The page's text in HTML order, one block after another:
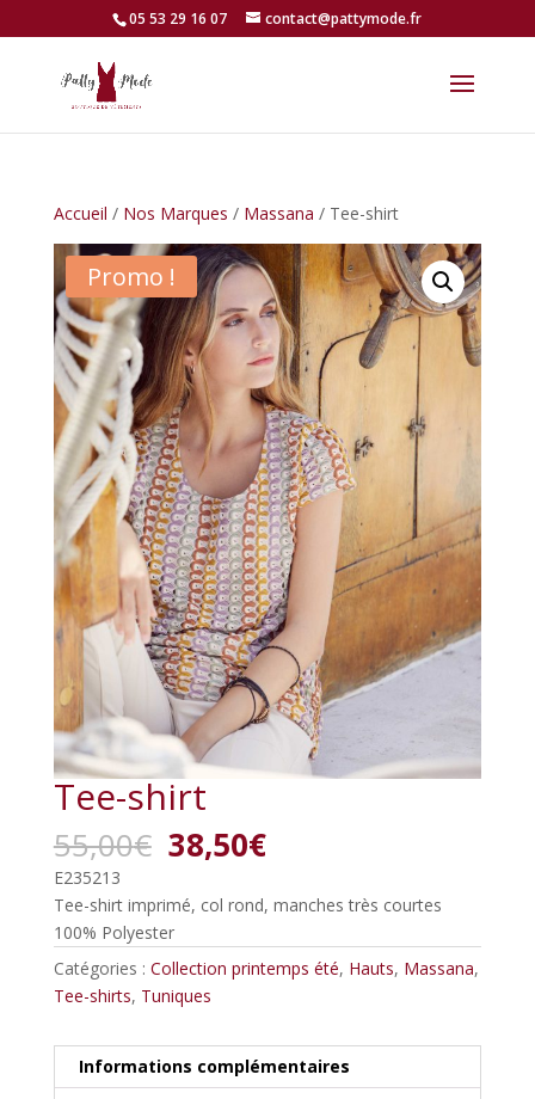
05 53 29 16 07 contact@pattymode.fr
Accueil / Nos Marques / Massana / Tee-shirt
Promo !
Tee-shirt
55,00€ Le
prix
initial
était :
55,00€.
38,50€Le
prix
actuel
est :
38,50€.
E235213
Tee-shirt imprimé, col rond, manches très courtes
100% Polyester
Catégories : Collection printemps été, Hauts, Massana,
Tee-shirts, Tuniques
Informations complémentaires